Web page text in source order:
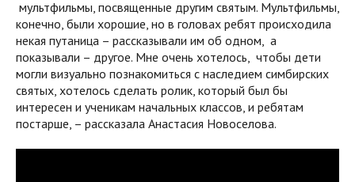
мультфильмы, посвященные другим святым. Мультфильмы,
конечно, были хорошие, но в головах ребят происходила
некая путаница – рассказывали им об одном, а
показывали – другое. Мне очень хотелось, чтобы дети
могли визуально познакомиться с наследием симбирских
святых, хотелось сделать ролик, который был бы
интересен и ученикам начальных классов, и ребятам
постарше, – рассказала Анастасия Новоселова.